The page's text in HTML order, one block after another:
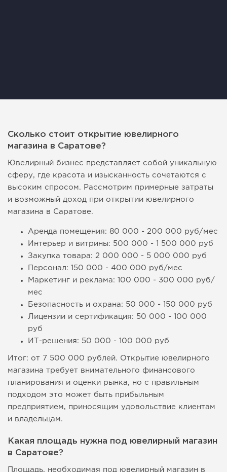
Сколько стоит открытие ювелирного
магазина в Саратове?
Ювелирный бизнес представляет собой уникальную
сферу, где красота и изысканность сочетаются с
высоким спросом. Рассмотрим примерные затраты
и возможный доход при открытии ювелирного
магазина в Саратове.
Аренда помещения: 80 000 - 200 000 руб/мес
Интерьер и витрины: 500 000 - 1 500 000 руб
Закупка товара: 2 000 000 - 5 000 000 руб
Персонал: 150 000 - 400 000 руб/мес
Маркетинг и реклама: 100 000 - 300 000 руб/
мес
Безопасность и охрана: 50 000 - 150 000 руб
Лицензии и сертификация: 50 000 - 100 000
руб
ИТ-решения: 50 000 - 100 000 руб
Итог: от 7 500 000 рублей. Открытие ювелирного
магазина требует внимательного финансового
планирования и оценки рынка, но с правильным
подходом это может быть прибыльным
предприятием, приносящим удовольствие клиентам
и владельцам.
Какая площадь нужна под ювелирный магазин
в Саратове?
Площадь, необходимая под ювелирный магазин в